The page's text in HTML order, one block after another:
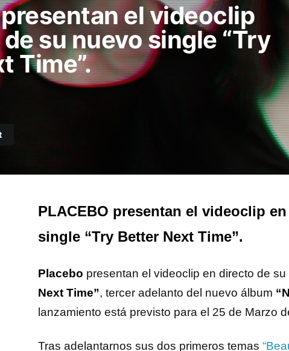
presentan el videoclip
su nuevo single “Try
Time”.
PLACEBO presentan el videoclip
single “Try Better Next Time”.
Placebo presentan el videoclip en directo de
Next Time”, tercer adelanto del nuevo álbum
lanzamiento está previsto para el 25 de Marzo
Tras adelantarnos sus dos primeros temas